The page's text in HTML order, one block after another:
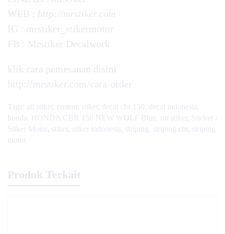
WEB : http://mrstiker.com
IG : mrstiker_stikermotor
FB : Mrstiker Decalwork
klik cara pemesanan disini
http://mrstiker.com/cara-order
Tags: all stiker custom stiker decal cbr 150 decal indonesia
honda
HONDA CBR 150 NEW WOLF Blue mr stiker
Sticker /
Stiker Motor
stiker stiker indonesia striping striping cbr
striping
motor
Produk Terkait